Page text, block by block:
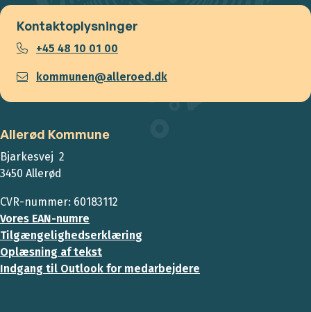
Kontaktoplysninger
+45 48 10 01 00
kommunen@alleroed.dk
Allerød Kommune
Bjarkesvej 2
3450 Allerød
CVR-nummer: 60183112
Vores EAN-numre
Tilgængelighedserklæring
Oplæsning af tekst
Indgang til Outlook for medarbejdere